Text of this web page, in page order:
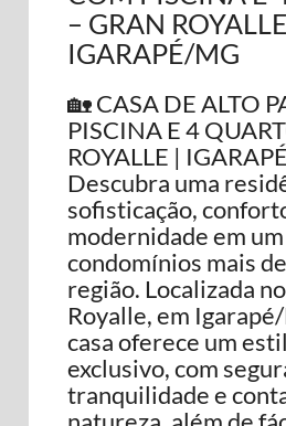
– GRAN
IGARAPÉ/MG
🏡 CASA DE ALTO
PISCINA E 4
ROYALLE |
Descubra uma
sofisticação,
modernidade em
condomínios mais
região. Localizada
Royalle, em
casa oferece um
exclusivo, com
tranquilidade e